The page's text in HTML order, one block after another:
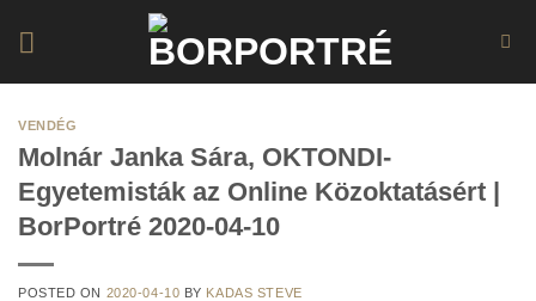
VENDÉG
Molnár Janka Sára, OKTONDI-
Egyetemisták az Online Közoktatásért |
BorPortré 2020-04-10
POSTED ON 2020-04-10 BY KADAS STEVE